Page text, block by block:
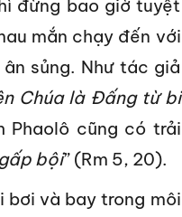
đừng bao giờ tuyệt
mắn chạy đến với
sủng. Như tác giả
Chúa là Đấng từ bi
Phaolô cũng có trải
bội” (Rm 5, 20).
bơi và bay trong môi